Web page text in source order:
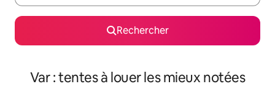
Rechercher
Var : tentes à louer les mieux notées